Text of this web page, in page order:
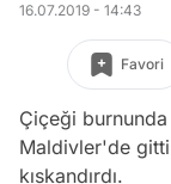
16.07.2019 - 14:43
Favori
Çiçeği
Maldivler'de
kıskandırdı.